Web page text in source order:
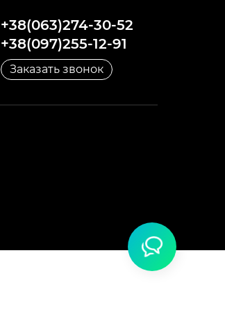
+38(063)274-30-52
+38(097)255-12-91
Заказать звонок